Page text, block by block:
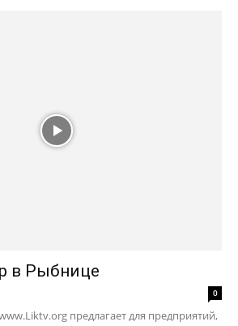
в Рыбнице
0
предлагает для предприятий,